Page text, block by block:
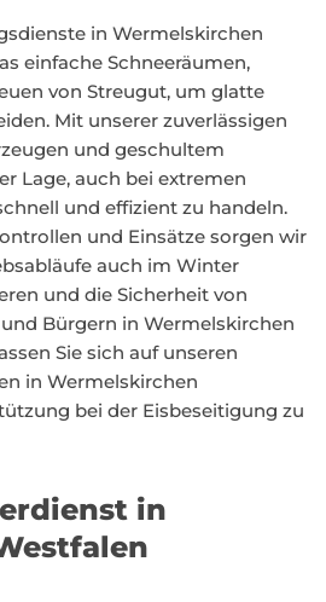
in Wermelskirchen
einfache Schneeräumen,
von Streugut, um glatte
Mit unserer zuverlässigen
und geschultem
Lage, auch bei extremen
und effizient zu handeln.
und Einsätze sorgen wir
auch im Winter
und die Sicherheit von
Bürgern in Wermelskirchen
Sie sich auf unseren
in Wermelskirchen
bei der Eisbeseitigung zu
in